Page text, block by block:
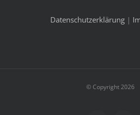
Datenschutzerklärung|
© Copyright 2026